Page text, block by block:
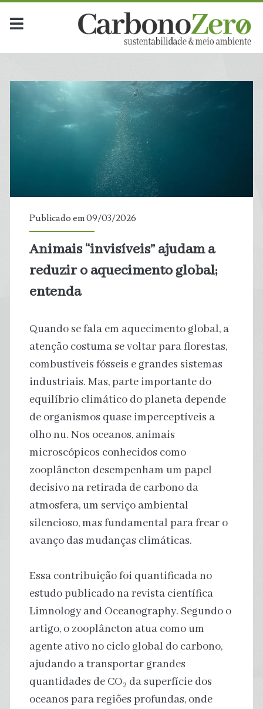
Publicado em 09/03/2026
Animais “invisíveis” ajudam a
reduzir o aquecimento global;
entenda
Quando se fala em aquecimento global, a
atenção costuma se voltar para florestas,
combustíveis fósseis e grandes sistemas
industriais. Mas, parte importante do
equilíbrio climático do planeta depende
de organismos quase imperceptíveis a
olho nu. Nos oceanos, animais
microscópicos conhecidos como
zooplâncton desempenham um papel
decisivo na retirada de carbono da
atmosfera, um serviço ambiental
silencioso, mas fundamental para frear o
avanço das mudanças climáticas.
Essa contribuição foi quantificada no
estudo publicado na revista científica
Limnology and Oceanography. Segundo o
artigo, o zooplâncton atua como um
agente ativo no ciclo global do carbono,
ajudando a transportar grandes
quantidades de CO₂ da superfície dos
oceanos para regiões profundas, onde